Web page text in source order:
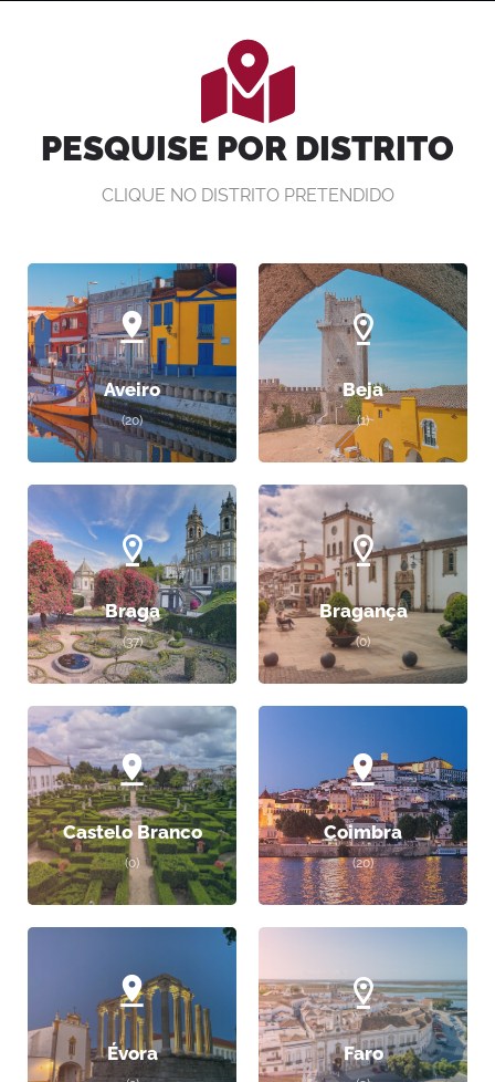
PESQUISE POR DISTRITO
CLIQUE NO DISTRITO PRETENDIDO
Aveiro
(20)
Beja
(1)
Braga
(37)
Bragança
(0)
Castelo Branco
(0)
Coimbra
(20)
Évora Faro